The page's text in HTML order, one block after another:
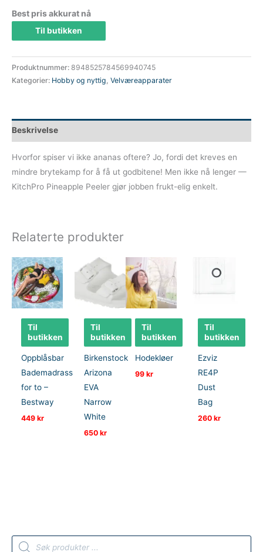
Best pris akkurat nå
Til butikken
Produktnummer: 8948525784569940745
Kategorier: Hobby og nyttig Velværeapparater
Beskrivelse
Hvorfor spiser vi ikke ananas oftere? Jo, fordi det kreves en
mindre brytekamp for å få ut godbitene! Men ikke nå lenger —
KitchPro Pineapple Peeler gjør jobben frukt-elig enkelt.
Relaterte produkter
Til
butikken
Oppblåsbar
Bademadrass
for to –
Bestway
449kr
Til
butikken
Birkenstock
Arizona
EVA
Narrow
White
650kr
Til
butikken
Hodekløer
99kr
Til
butikken
Ezviz
RE4P
Dust
Bag
260kr
P